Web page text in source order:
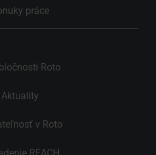
práce
Roto
Aktuality
v Roto
REACH